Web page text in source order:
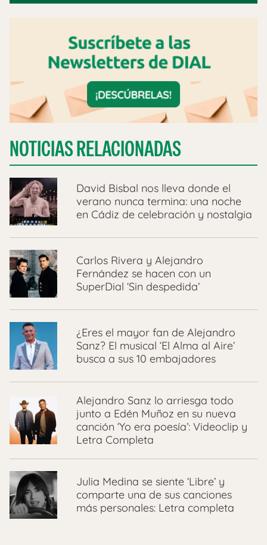
NOTICIAS RELACIONADAS
David Bisbal nos lleva donde el
verano nunca termina: una noche
en Cádiz de celebración y nostalgia
Carlos Rivera y Alejandro
Fernández se hacen con un
SuperDial ‘Sin despedida’
¿Eres el mayor fan de Alejandro
Sanz? El musical ‘El Alma al Aire’
busca a sus 10 embajadores
Alejandro Sanz lo arriesga todo
junto a Edén Muñoz en su nueva
canción ‘Yo era poesía’: Videoclip y
Letra Completa
Julia Medina se siente ‘Libre’ y
comparte una de sus canciones
más personales: Letra completa